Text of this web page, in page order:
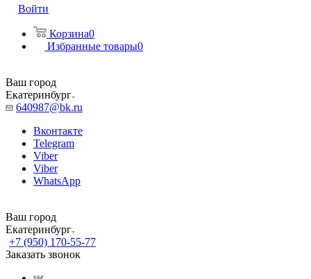
Войти
Корзина0
Избранные товары0
Ваш город
Екатеринбург
640987@bk.ru
Вконтакте
Telegram
Viber
Viber
WhatsApp
Ваш город
Екатеринбург
+7 (950) 170-55-77
Заказать звонок